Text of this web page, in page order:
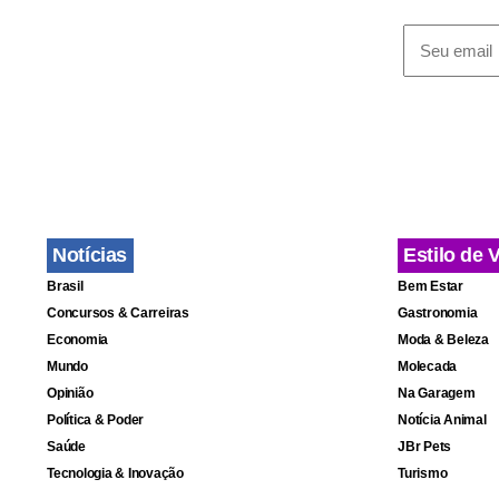
Porém,
Com 22
tentativa de
penal,
Notícias
Brasil
Concursos & Carreiras
Economia
Mundo
Opinião
Política & Poder
Saúde
Tecnologia & Inovação
Estilo de
Bem Estar
Gastronomia
Moda & Beleza
Molecada
Na Garagem
Notícia Animal
JBr Pets
Turismo